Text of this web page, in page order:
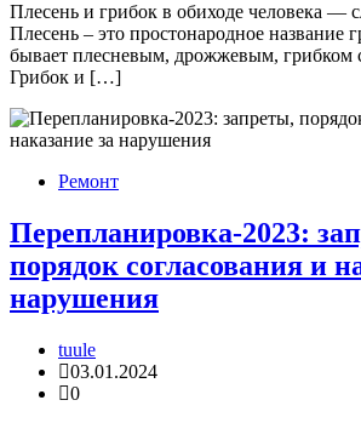
Плесень и грибок в обиходе человека —
Плесень – это простонародное название
бывает плесневым, дрожжевым, грибком
Грибок и […]
Ремонт
Перепланировка-2023:
порядок согласования и
нарушения
tuule
03.01.2024
0